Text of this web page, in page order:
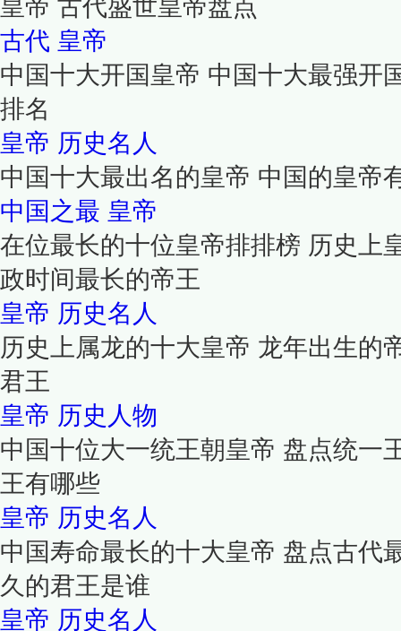
皇帝 古代盛世皇帝盘点
古代 皇帝
中国十大开国皇帝 中国十大最强开
排名
皇帝 历史名人
中国十大最出名的皇帝 中国的皇帝
中国之最 皇帝
在位最长的十位皇帝排排榜 历史上
政时间最长的帝王
皇帝 历史名人
历史上属龙的十大皇帝 龙年出生的
君王
皇帝 历史人物
中国十位大一统王朝皇帝 盘点统一
王有哪些
皇帝 历史名人
中国寿命最长的十大皇帝 盘点古代
久的君王是谁
皇帝 历史名人